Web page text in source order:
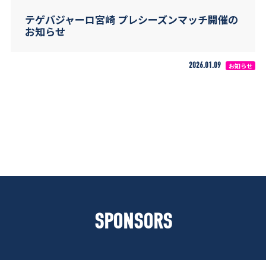
テゲバジャーロ宮崎 プレシーズンマッチ開催の
お知らせ
2026.01.09 お知らせ
SPONSORS